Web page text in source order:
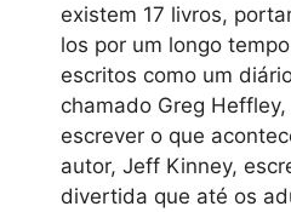
existem 17 livros,
los por um longo
escritos como um
chamado Greg
escrever o que
autor, Jeff Kinney,
divertida que até os